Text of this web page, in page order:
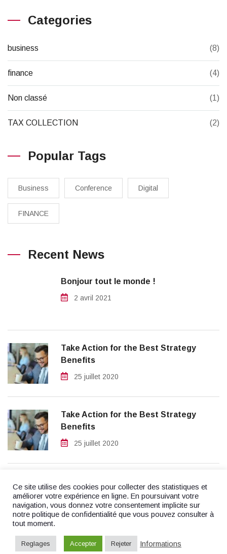
Categories
business (8)
finance (4)
Non classé (1)
TAX COLLECTION (2)
Popular Tags
Business Conference Digital
FINANCE
Recent News
Bonjour tout le monde !
2 avril 2021
Take Action for the Best Strategy
Benefits
25 juillet 2020
Take Action for the Best Strategy
Benefits
25 juillet 2020
© 2023Fiduciaire Ficofid S.à r.l.- Website byF. Agency
Ce site utilise des cookies pour collecter des statistiques et
améliorer votre expérience en ligne. En poursuivant votre
navigation, vous donnez votre consentement implicite sur
notre politique de confidentialité que vous pouvez consulter à
tout moment.
Reglages Accepter Rejeter Informations